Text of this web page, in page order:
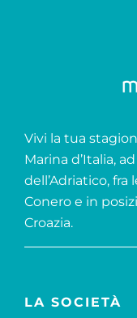
Vivi la tua
Marina d’Italia,
dell’Adriatico, fra
Conero e in
Croazia.
LA SOCIETÀ